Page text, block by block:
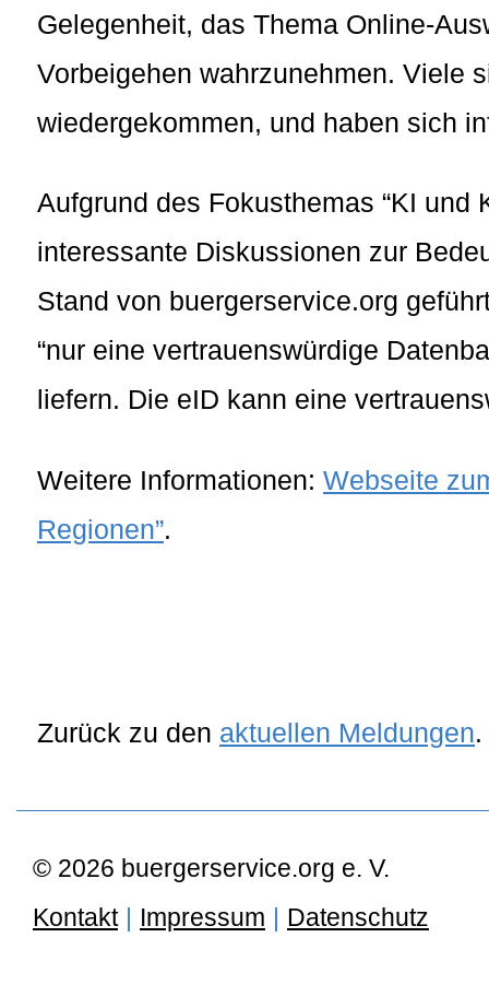
Gelegenheit, das Thema Online-
Vorbeigehen wahrzunehmen. Viele
wiedergekommen, und haben sich
Aufgrund des Fokusthemas “KI und
interessante Diskussionen zur
Stand von buergerservice.org
“nur eine vertrauenswürdige
liefern. Die eID kann eine
Weitere Informationen: Webseite
Regionen”.
Zurück zu den aktuellen Meldungen.
© 2026 buergerservice.org e. V.
Kontakt | Impressum | Datenschutz